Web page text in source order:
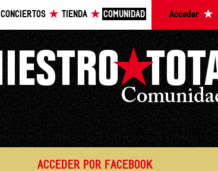
CONCIERTOS TIENDA COMUNIDAD Acceder
ACCEDER POR FACEBOOK